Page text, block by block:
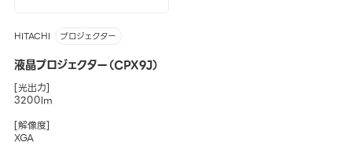
HITACHI プロジェクター
液晶プロジェクター（CPX9J）
[光出力]
3200lm
[解像度]
XGA